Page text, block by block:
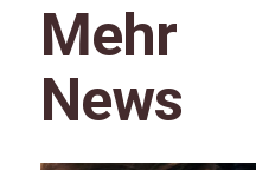
Mehr
News